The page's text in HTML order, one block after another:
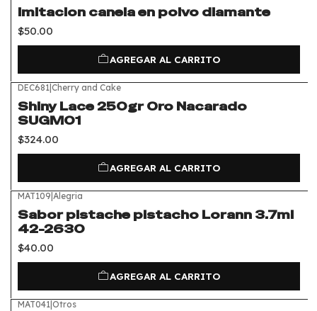
Imitacion canela en polvo diamante
$50.00
AGREGAR AL CARRITO
DEC681| Cherry and Cake
Shiny Lace 250gr Oro Nacarado
SUGM01
$324.00
AGREGAR AL CARRITO
MAT109 Alegria
Sabor pistache pistacho Lorann 3.7ml
42-2630
$40.00
AGREGAR AL CARRITO
MAT041| Otros